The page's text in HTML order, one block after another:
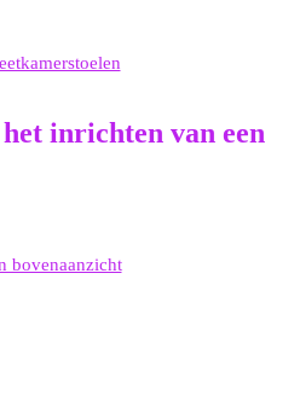
inrichten van een